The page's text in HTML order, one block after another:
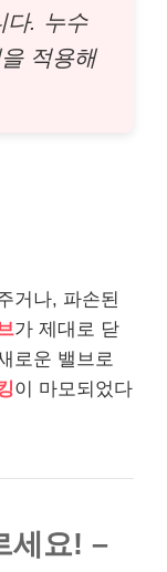
다. 누수
적용해
거나, 파손된
가 제대로 닫
로운 밸브로
이 마모되었다
세요! –